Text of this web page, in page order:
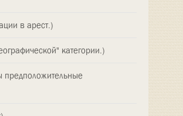
в арест.)
категории.)
предположительные